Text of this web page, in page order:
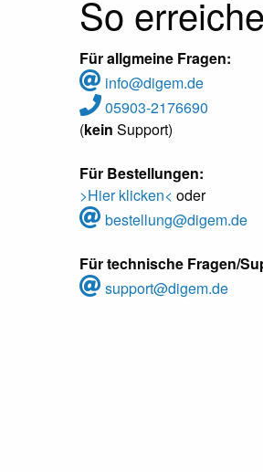
So
Für allgmeine Fragen:
info@digem.de
05903-2176690
(kein Support)
Für Bestellungen:
>Hier klicken< oder
bestellung@digem.de
Für technische Fragen/
support@digem.de